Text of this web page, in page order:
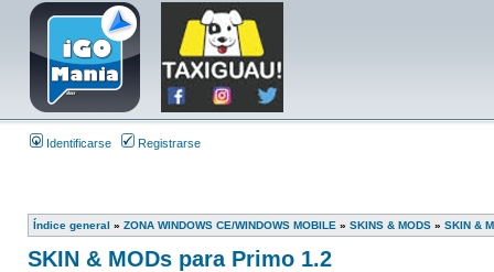
Identificarse Registrarse
Índice general » ZONA WINDOWS CE/WINDOWS MOBILE » SKINS & MODS » SKIN &
SKIN & MODs para Primo 1.2